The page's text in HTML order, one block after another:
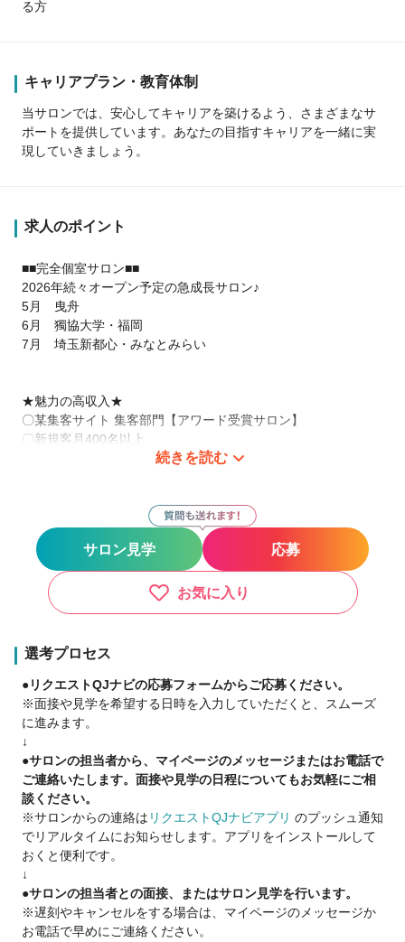
る方
キャリアプラン・教育体制
当サロンでは、安心してキャリアを築けるよう、さまざまなサ
ポートを提供しています。あなたの目指すキャリアを一緒に実
現していきましょう。
求人のポイント
■■完全個室サロン■■
2026年続々オープン予定の急成長サロン♪
5月 曳舟
6月 獨協大学・福岡
7月 埼玉新都心・みなとみらい
★魅力の高収入★
〇某集客サイト 集客部門【アワード受賞サロン】
〇新規客月400名以上
〇高単価1万円、高歩合率で収入も確実にUP！
お客様の質が良く、個室なので一人ひとりにしっかり向き合え
指名につながりやすく生涯顧客をつかめる環境です！
★働き方改革★
子育てスタッフがずっと働けるように育児休業手当等しっかり
〇16時までの時短勤務OK
〇子育て中でも管理職で月収60万円以上も
★半年独立支援制度★
入社後、1年間でスタッフの3人に1人が独立！
様々なキャリアを積むこと、一からのお店作りなどサポートい
たします！
▷半年役職デビュー！
20代で店長、エリアマネージャー30名以上を輩出。
最短20歳の店長も！
▷半年オーナーデビュー！
20代でオーナー20名以上排出。
最短22歳のオーナーも！
続きを読む
サロン見学 応募
お気に入り
選考プロセス
●リクエストQJナビの応募フォームからご応募ください。
※面接や見学を希望する日時を入力していただくと、スムーズ
に進みます。
↓
●サロンの担当者から、マイページのメッセージまたはお電話で
ご連絡いたします。面接や見学の日程についてもお気軽にご相
談ください。
※サロンからの連絡は リクエストQJナビアプリ のプッシュ通知
でリアルタイムにお知らせします。アプリをインストールして
おくと便利です。
↓
●サロンの担当者との面接、またはサロン見学を行います。
※遅刻やキャンセルをする場合は、マイページのメッセージか
お電話で早めにご連絡ください。